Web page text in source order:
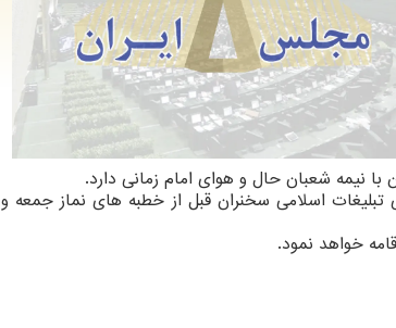
نیمه شعبان حال و هوای امام زمانی دارد.
اسلامی سخنران قبل از خطبه های نماز جمعه و
خواهد نمود.